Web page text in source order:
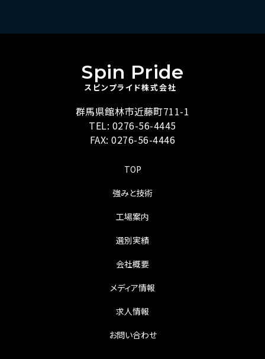
Spin Pride
スピンプライド株式会社
群馬県館林市近藤町711-1
TEL: 0276-56-4445
FAX: 0276-56-4446
TOP
強みと技術
工場案内
選別実績
会社概要
メディア情報
求人情報
お問い合わせ